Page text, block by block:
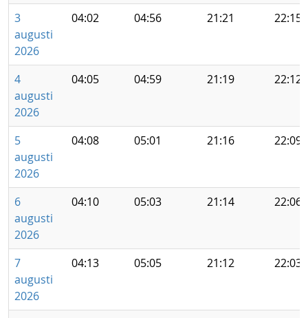
3
augusti
2026
04:02 04:56 21:21 22:15
4
augusti
2026
04:05 04:59 21:19 22:12
5
augusti
2026
04:08 05:01 21:16 22:09
6
augusti
2026
04:10 05:03 21:14 22:06
7
augusti
2026
04:13 05:05 21:12 22:03